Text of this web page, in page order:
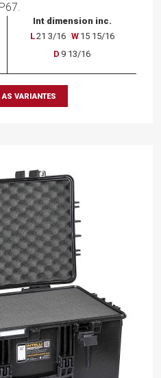
IP67.
Int dimension inc.
L21 3/16 W 15 15/16
D 9 13/16
AS VARIANTES